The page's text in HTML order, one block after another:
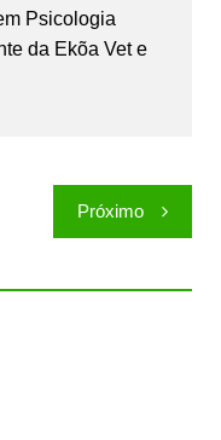
Psicologia
da Ekõa Vet e
Próximo